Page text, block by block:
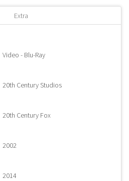
Extra
Video - Blu-Ray
20th Century Studios
20th Century Fox
2002
2014